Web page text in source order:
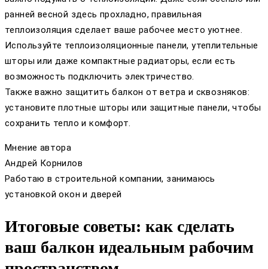
ранней весной здесь прохладно, правильная
теплоизоляция сделает ваше рабочее место уютнее.
Используйте теплоизоляционные панели, утеплительные
шторы или даже компактные радиаторы, если есть
возможность подключить электричество.
Также важно защитить балкон от ветра и сквозняков:
установите плотные шторы или защитные панели, чтобы
сохранить тепло и комфорт.
Мнение автора
Андрей Корнилов
Работаю в строительной компании, занимаюсь
установкой окон и дверей
Итоговые советы: как сделать
ваш балкон идеальным рабочим